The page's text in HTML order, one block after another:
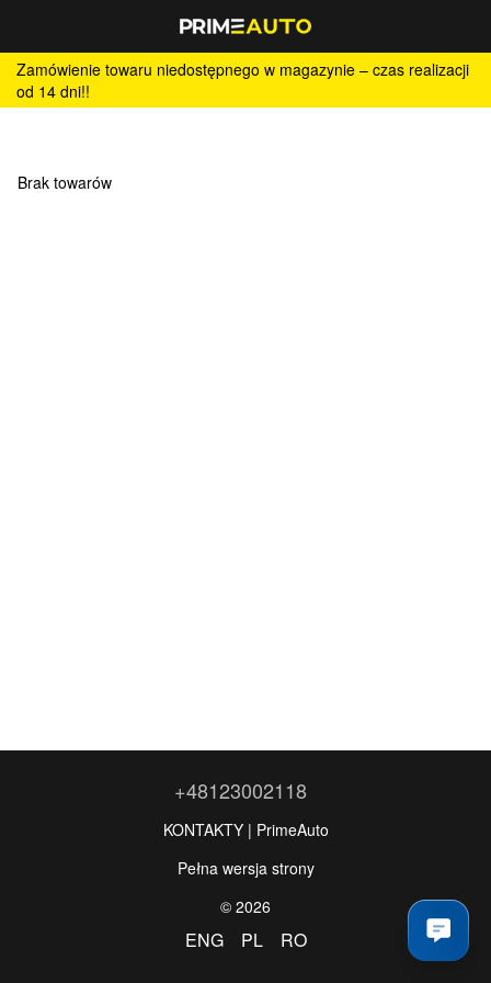
Zamówienie towaru niedostępnego w magazynie – czas realizacji
od 14 dni!!
Brak towarów
+48123002118
KONTAKTY | PrimeAuto
Pełna wersja strony
© 2026
ENG PL RO